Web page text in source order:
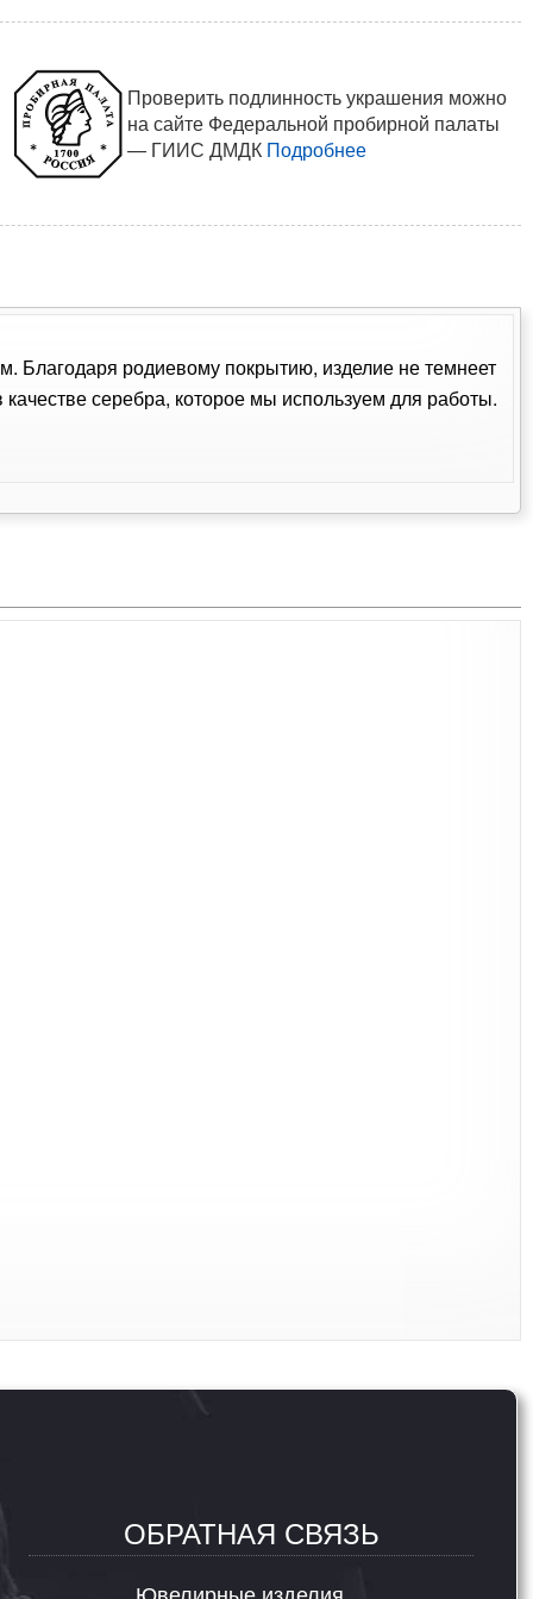
Проверить подлинность украшения можно
на сайте Федеральной пробирной палаты
— ГИИС ДМДК Подробнее
Благодаря родиевому покрытию, изделие не темнеет
серебра, которое мы используем для работы.
ОБРАТНАЯ СВЯЗЬ
Ювелирные изделия